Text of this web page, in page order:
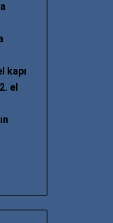
kapı
el